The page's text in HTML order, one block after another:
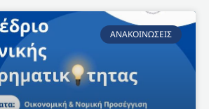
ΑΝΑΚΟΙΝΩΣΕΙΣ